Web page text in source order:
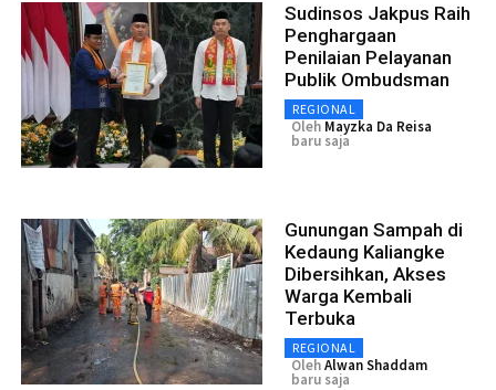
Sudinsos Jakpus Raih
Penghargaan
Penilaian Pelayanan
Publik Ombudsman
REGIONAL
Oleh Mayzka Da Reisa
baru saja
Gunungan Sampah di
Kedaung Kaliangke
Dibersihkan, Akses
Warga Kembali
Terbuka
REGIONAL
OlehAlwan Shaddam
baru saja